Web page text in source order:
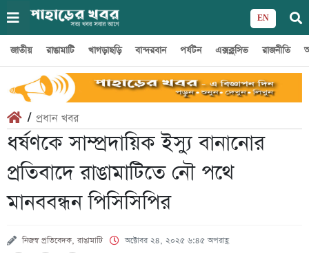
EN
জাতীয় রাঙামাটি খাগড়াছড়ি বান্দরবান পর্যটন এক্সক্লুসিভ রাজনীতি
/ প্রধান খবর
ধর্ষণকে সাম্প্রদায়িক ইস্যু বানানোর
প্রতিবাদে রাঙামাটিতে নৌ পথে
মানববন্ধন পিসিসিপির
নিজস্ব প্রতিবেদক, রাঙামাটি অক্টোবর ২৪, ২০২৫ ৬:৪৫ অপরাহ্ণ